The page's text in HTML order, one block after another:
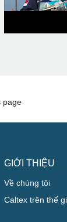
page
GIỚI THIỆU
Về chúng tôi
Caltex trên thế